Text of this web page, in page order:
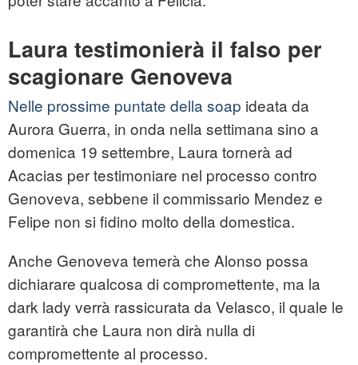
Laura testimonierà il falso per
scagionare Genoveva
Nelle prossime puntate della soap ideata da
Aurora Guerra, in onda nella settimana sino a
domenica 19 settembre, Laura tornerà ad
Acacias per testimoniare nel processo contro
Genoveva, sebbene il commissario Mendez e
Felipe non si fidino molto della domestica.
Anche Genoveva temerà che Alonso possa
dichiarare qualcosa di compromettente, ma la
dark lady verrà rassicurata da Velasco, il quale le
garantirà che Laura non dirà nulla di
compromettente al processo.